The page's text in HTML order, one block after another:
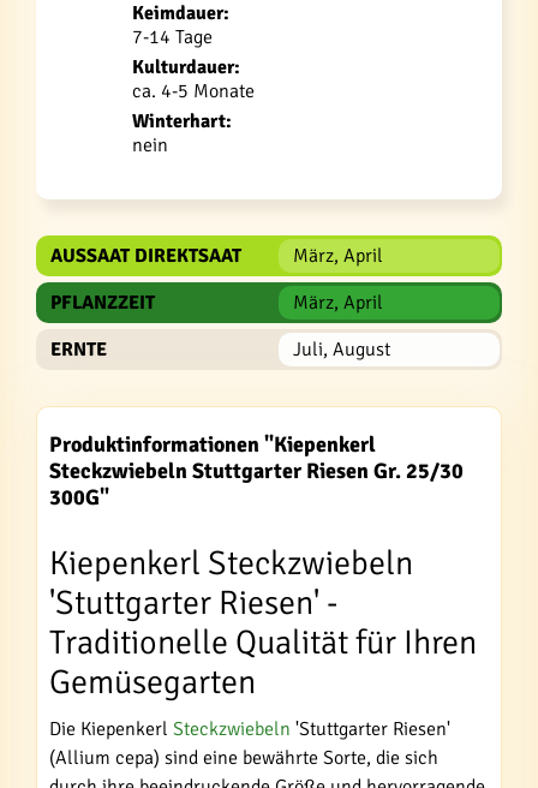
Keimdauer:
7-14 Tage
Kulturdauer:
ca. 4-5 Monate
Winterhart:
nein
AUSSAAT DIREKTSAAT
März, April
PFLANZZEIT
März, April
ERNTE
Juli, August
Produktinformationen "Kiepenkerl
Steckzwiebeln Stuttgarter Riesen Gr. 25/30
300G"
Kiepenkerl Steckzwiebeln
'Stuttgarter Riesen' -
Traditionelle Qualität für Ihren
Gemüsegarten
Die Kiepenkerl Steckzwiebeln 'Stuttgarter Riesen'
(Allium cepa) sind eine bewährte Sorte, die sich